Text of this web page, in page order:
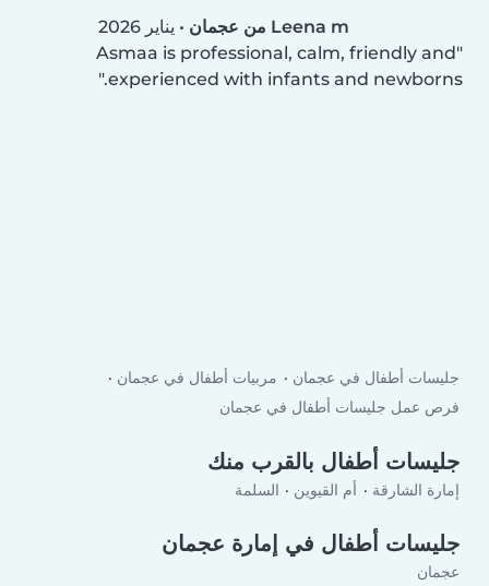
Leena m من عجمان • يناير 2026
Asmaa is professional, calm, friendly and
experienced with infants and newborns.
جليسات أطفال في عجمان
مربيات أطفال في عجمان
فرص عمل جليسات أطفال في عجمان
جليسات أطفال بالقرب منك
إمارة الشارقة أم القيوين السلمة
جليسات أطفال في إمارة عجمان
عجمان